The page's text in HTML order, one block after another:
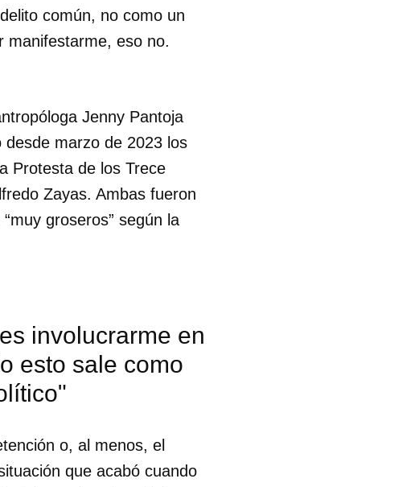
común, no como un
manifestarme, eso no.
Jenny Pantoja
marzo de 2023 los
Protesta de los Trece
Zayas. Ambas fueron
groseros” según la
involucrarme en
esto sale como
o, al menos, el
que acabó cuando